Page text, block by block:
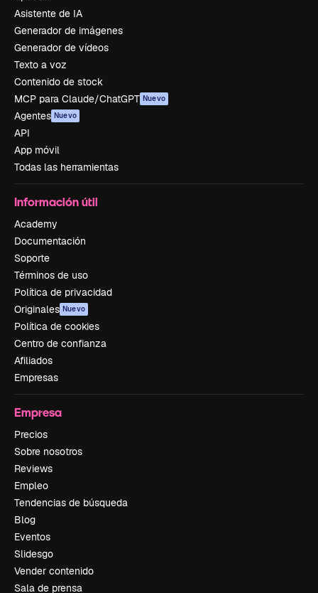
Asistente de IA
Generador de imágenes
Generador de vídeos
Texto a voz
Contenido de stock
MCP para Claude/ChatGPT Nuevo
Agentes Nuevo
API
App móvil
Todas las herramientas
Información útil
Academy
Documentación
Soporte
Términos de uso
Política de privacidad
Originales Nuevo
Política de cookies
Centro de confianza
Afiliados
Empresas
Empresa
Precios
Sobre nosotros
Reviews
Empleo
Tendencias de búsqueda
Blog
Eventos
Slidesgo
Vender contenido
Sala de prensa